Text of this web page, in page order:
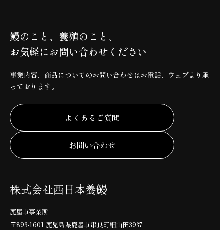
鰻のこと、養殖のこと、
お気軽にお問い合わせください
事業内容、商品についてのお問い合わせはお電話、ウェブより承
っております。
よくあるご質問
お問い合わせ
株式会社西日本養鰻
鹿屋市事業所
〒893-1601 鹿児島県鹿屋市串良町細山田3937